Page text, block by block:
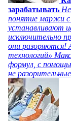
зарабатывать
понятие маржи с
устанавливают
исключительно
они разоряются!
технологий»
формул, с
не